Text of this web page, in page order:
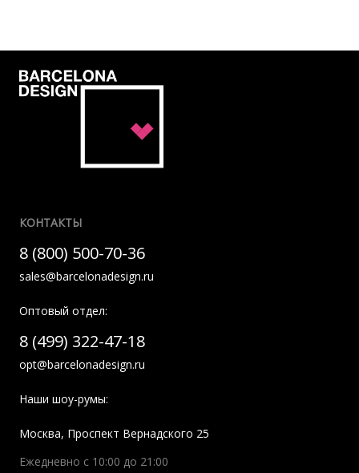
КОНТАКТЫ
8 (800) 500-70-36
sales@barcelonadesign.ru
Оптовый отдел:
8 (499) 322-47-18
opt@barcelonadesign.ru
Наши шоу-румы:
Москва, Проспект Вернадского 25
Ежедневно с 10:00 до 21:00